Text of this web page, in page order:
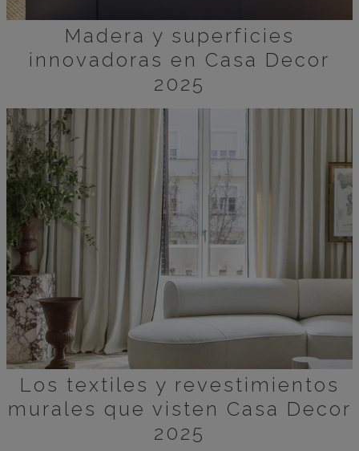
Madera y superficies
innovadoras en Casa Decor
2025
Los textiles y revestimientos
murales que visten Casa Decor
2025